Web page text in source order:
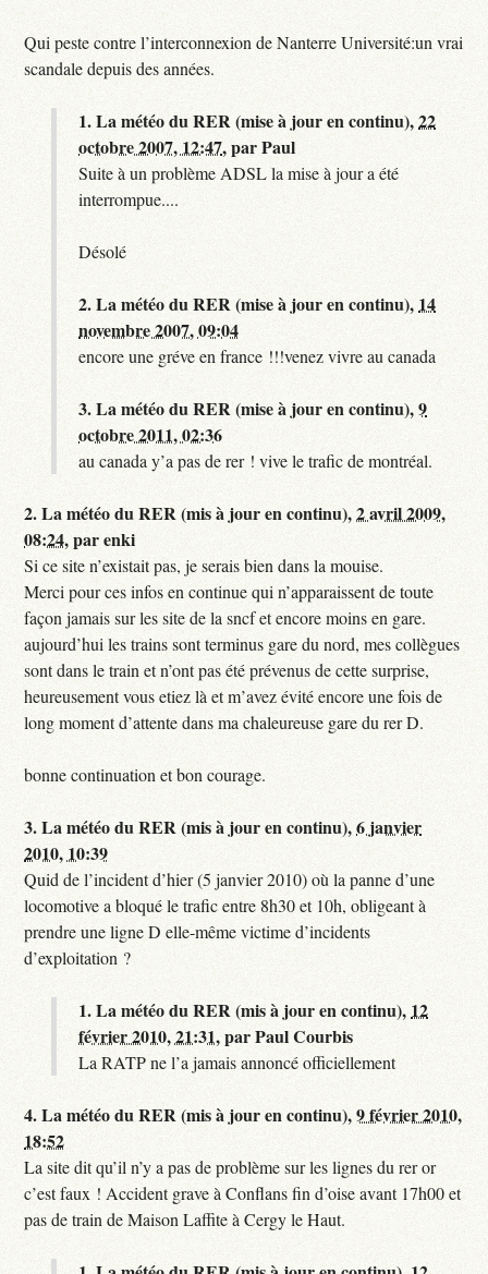
Qui peste contre l’interconnexion de Nanterre Université:un vrai
scandale depuis des années.
1.La météo du RER (mise à jour en continu),22
octobre 2007, 12:47,parPaul
Suite à un problème ADSL la mise à jour a été
interrompue....
Désolé
2.La météo du RER (mise à jour en continu), 14
novembre 2007, 09:04
encore une gréve en france !!!venez vivre au canada
3.La météo du RER (mise à jour en continu),9
octobre 2011, 02:36
au canada y’a pas de rer ! vive le trafic de montréal.
2.La météo du RER (mis à jour en continu),2 avril 2009,
08:24,parenki
Si ce site n’existait pas, je serais bien dans la mouise.
Merci pour ces infos en continue qui n’apparaissent de toute
façon jamais sur les site de la sncf et encore moins en gare.
aujourd’hui les trains sont terminus gare du nord, mes collègues
sont dans le train et n’ont pas été prévenus de cette surprise,
heureusement vous etiez là et m’avez évité encore une fois de
long moment d’attente dans ma chaleureuse gare du rer D.
bonne continuation et bon courage.
3.La météo du RER (mis à jour en continu),6 janvier
2010, 10:39
Quid de l’incident d’hier (5 janvier 2010) où la panne d’une
locomotive a bloqué le trafic entre 8h30 et 10h, obligeant à
prendre une ligne D elle-même victime d’incidents
d’exploitation ?
1.La météo du RER (mis à jour en continu), 12
février 2010, 21:31,parPaul Courbis
La RATP ne l’a jamais annoncé officiellement
4.La météo du RER (mis à jour en continu),9 février 2010,
18:52
La site dit qu’il n’y a pas de problème sur les lignes du rer or
c’est faux ! Accident grave à Conflans fin d’oise avant 17h00 et
pas de train de Maison Laffite à Cergy le Haut.